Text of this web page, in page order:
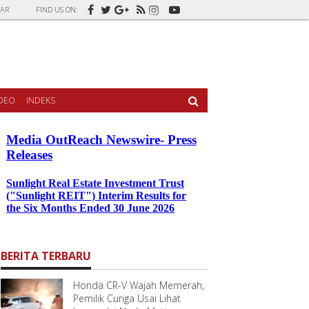
FIND US ON:
INDEKS
BERITA TERBARU
Honda CR-V Wajah Memerah,
Pemilik Curiga Usai Lihat